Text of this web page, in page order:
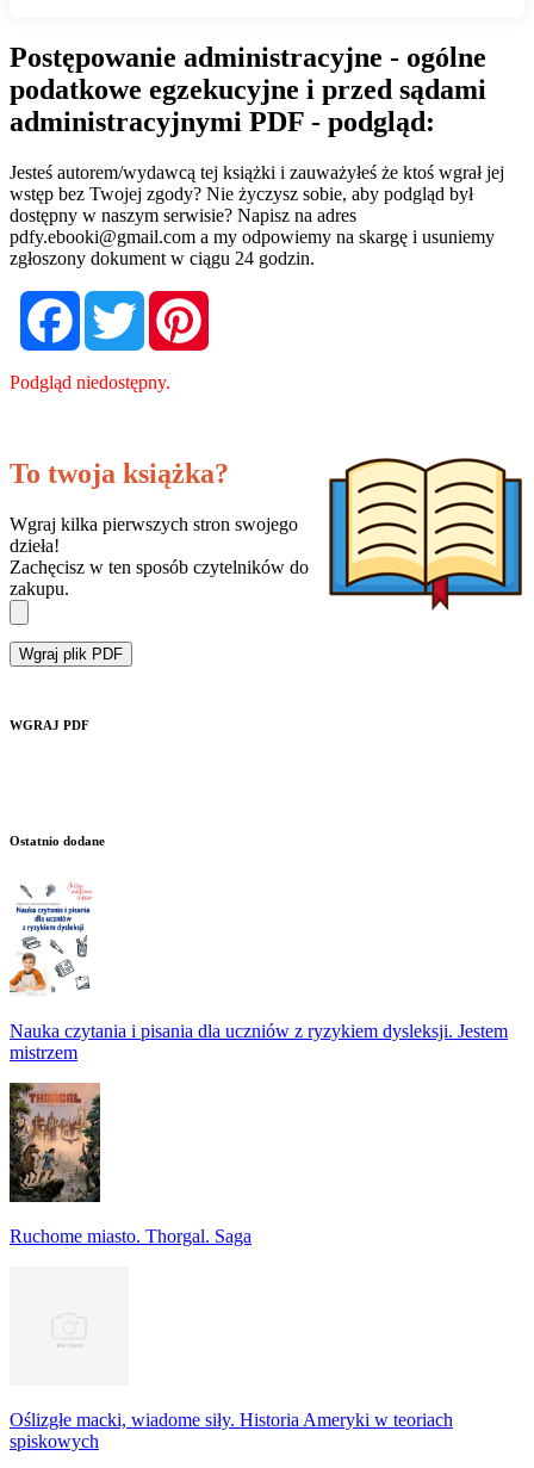
Postępowanie administracyjne - ogólne
podatkowe egzekucyjne i przed sądami
administracyjnymi PDF - podgląd:
Jesteś autorem/wydawcą tej książki i zauważyłeś że ktoś wgrał jej
wstęp bez Twojej zgody? Nie życzysz sobie, aby podgląd był
dostępny w naszym serwisie? Napisz na adres
pdfy.ebooki@gmail.com a my odpowiemy na skargę i usuniemy
zgłoszony dokument w ciągu 24 godzin.
FacebookTwitter
Podgląd niedostępny.
To twoja książka?
Wgraj kilka pierwszych stron swojego
dzieła!
Zachęcisz w ten sposób czytelników do
zakupu.
Wgraj plik PDF
WGRAJ PDF
Ostatnio dodane
Nauka czytania i pisania dla uczniów z ryzykiem dysleksji. Jestem
mistrzem
Ruchome miasto. Thorgal. Saga
Oślizgłe macki, wiadome siły. Historia Ameryki w teoriach
spiskowych